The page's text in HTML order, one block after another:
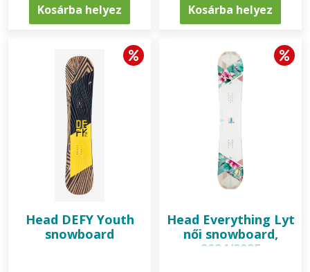
Kosárba helyez Kosárba helyez
Head DEFY Youth
snowboard
Head Everything Lyt
női snowboard,
2024/2025